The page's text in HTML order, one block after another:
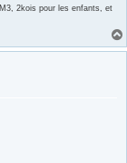
2kois pour les enfants, et